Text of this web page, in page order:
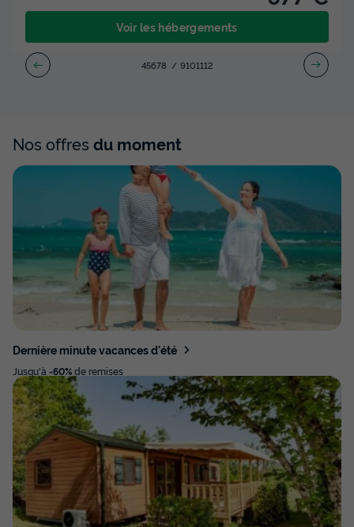
Voir les hébergements
45678 9101112
Nos offres du moment
Dernière minute vacances d'été
Jusqu'à -60%de remises